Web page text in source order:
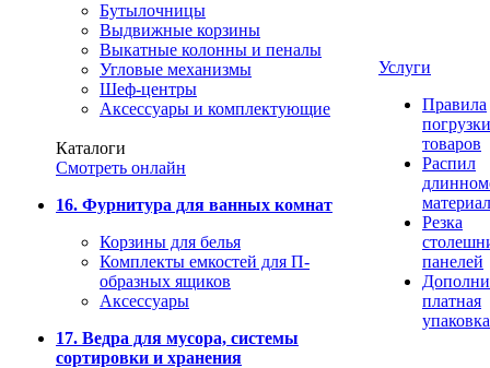
Бутылочницы
Выдвижные корзины
Выкатные колонны и пеналы
Угловые механизмы
Шеф-центры
Аксессуары и комплектующие
Каталоги
Смотреть онлайн
16. Фурнитура для ванных комнат
Корзины для белья
Комплекты емкостей для П-
образных ящиков
Аксессуары
17. Ведра для мусора, системы
сортировки и хранения
Услуги
Правила
погрузки
товаров
Распил
Резка
панелей
платная
упаковка